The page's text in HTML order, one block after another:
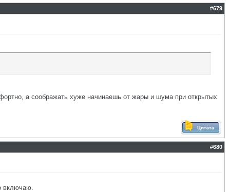
#679
а соображать хуже начинаешь от жары и шума при открытых
#680
включаю.